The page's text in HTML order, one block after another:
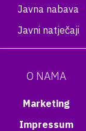
Javna nabava
Javni natječaji
O NAMA
Marketing
Impressum